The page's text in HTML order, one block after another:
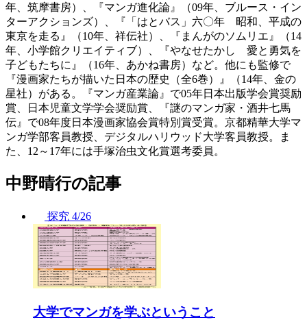
年、筑摩書房）、『マンガ進化論』（09年、ブルース・イン
ターアクションズ）、『「はとバス」六〇年 昭和、平成の
東京を走る』（10年、祥伝社）、『まんがのソムリエ』（14
年、小学館クリエイティブ）、『やなせたかし 愛と勇気を
子どもたちに』（16年、あかね書房）など。他にも監修で
『漫画家たちが描いた日本の歴史（全6巻）』（14年、金の
星社）がある。『マンガ産業論』で05年日本出版学会賞奨励
賞、日本児童文学学会奨励賞、『謎のマンガ家・酒井七馬
伝』で08年度日本漫画家協会賞特別賞受賞。京都精華大学マ
ンガ学部客員教授、デジタルハリウッド大学客員教授。ま
た、12～17年には手塚治虫文化賞選考委員。
中野晴行の記事
探究 4/26
大学でマンガを学ぶということ